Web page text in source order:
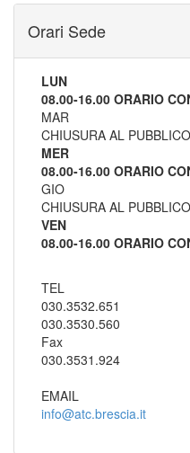
Orari Sede
LUN
08.00-16.00 ORARIO
MAR
CHIUSURA AL PUBBLICO
MER
08.00-16.00 ORARIO
GIO
CHIUSURA AL PUBBLICO
VEN
08.00-16.00 ORARIO
TEL
030.3532.651
030.3530.560
Fax
030.3531.924
EMAIL
info@atc.brescia.it